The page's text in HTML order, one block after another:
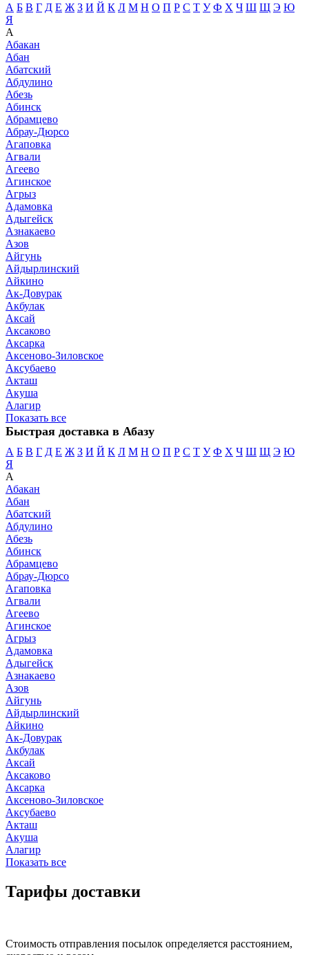
А Б В Г Д Е Ж З И Й К Л М Н О П Р С Т У Ф Х Ч Ш Щ Э Ю
Я
А
Абакан
Абан
Абатский
Абдулино
Абезь
Абинск
Абрамцево
Абрау-Дюрсо
Агаповка
Агвали
Агеево
Агинское
Агрыз
Адамовка
Адыгейск
Азнакаево
Азов
Айгунь
Айдырлинский
Айкино
Ак-Довурак
Акбулак
Аксай
Аксаково
Аксарка
Аксеново-Зиловское
Аксубаево
Акташ
Акуша
Алагир
Показать все
Быстрая доставка в Абазу
А Б В Г Д Е Ж З И Й К Л М Н О П Р С Т У Ф Х Ч Ш Щ Э Ю
Я
А
Абакан
Абан
Абатский
Абдулино
Абезь
Абинск
Абрамцево
Абрау-Дюрсо
Агаповка
Агвали
Агеево
Агинское
Агрыз
Адамовка
Адыгейск
Азнакаево
Азов
Айгунь
Айдырлинский
Айкино
Ак-Довурак
Акбулак
Аксай
Аксаково
Аксарка
Аксеново-Зиловское
Аксубаево
Акташ
Акуша
Алагир
Показать все
Тарифы доставки
Стоимость отправления посылок определяется расстоянием,